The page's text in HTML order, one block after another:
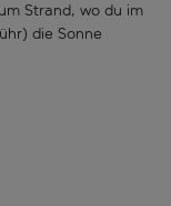
Strand, wo du im
die Sonne